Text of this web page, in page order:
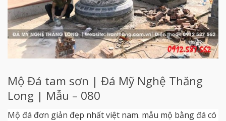
Mộ Đá tam sơn | Đá Mỹ Nghệ Thăng
Long | Mẫu – 080
Mộ đá đơn giản đẹp nhất việt nam. mẫu mộ bằng đá có